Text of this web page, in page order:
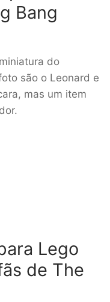
Bang
do
são o Leonard e
mas um item
Lego
de The